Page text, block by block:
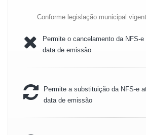
Conforme legislação municipal
Permite o cancelamento da NFS-
data de emissão
Permite a substituição da NFS-e
data de emissão